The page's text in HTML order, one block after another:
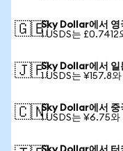
🇬🇧Sky Dollar에서 영
1 USDS는 £0.7412
🇯🇵Sky Dollar에서 일
1 USDS는 ¥157.8
🇨🇳Sky Dollar에서 중
1 USDS는 ¥6.75와